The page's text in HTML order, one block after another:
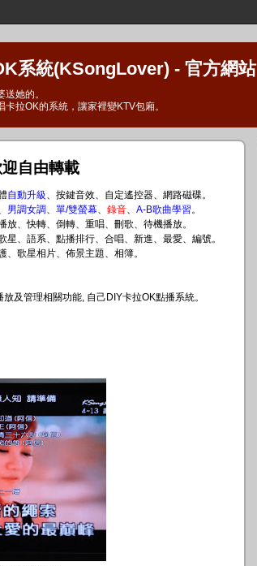
系統(KSongLover) - 官方網站
她的。
拉OK的系統，讓家裡變KTV包廂。
自由轉載
自動升級、按鍵音效、自定遙控器、網路磁碟。
男調女調 、 單/雙螢幕、 錄音、 A-B歌曲學習。
、快轉、倒轉、重唱、刪歌、待機播放。
、語系、點播排行、合唱、新進、最愛、編號。
歌星相片、佈景主題、相簿。
及管理相關功能, 自己DIY卡拉OK點播系統。